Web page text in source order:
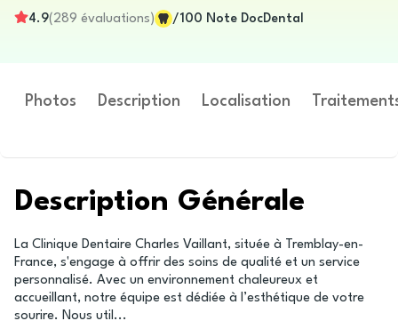
4.9( 289 évaluations) /100 Note DocDental
Photos Description Localisation
Description Générale
La Clinique Dentaire Charles Vaillant, située à Tremblay-en-
France, s'engage à offrir des soins de qualité et un service
personnalisé. Avec un environnement chaleureux et
accueillant, notre équipe est dédiée à l’esthétique de votre
sourire. Nous util...